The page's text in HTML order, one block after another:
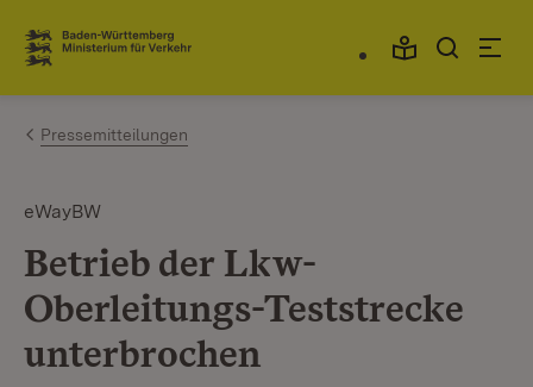
Zum Inhalt springen
Link zur Startseite
Pressemitteilungen
eWayBW
Betrieb der Lkw-
Oberleitungs-Teststrecke
unterbrochen